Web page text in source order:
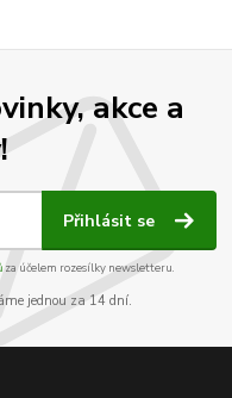
akce a
Přihlásit se
za účelem rozesílky newsletteru.
jednou za 14 dní.